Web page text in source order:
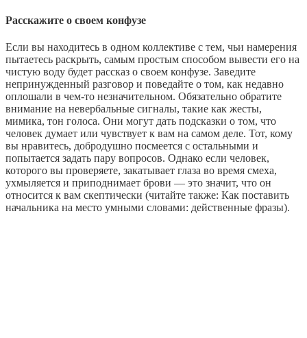
Расскажите о своем конфузе
Если вы находитесь в одном коллективе с тем, чьи намерения
пытаетесь раскрыть, самым простым способом вывести его на
чистую воду будет рассказ о своем конфузе. Заведите
непринужденный разговор и поведайте о том, как недавно
оплошали в чем-то незначительном. Обязательно обратите
внимание на невербальные сигналы, такие как жесты,
мимика, тон голоса. Они могут дать подсказки о том, что
человек думает или чувствует к вам на самом деле. Тот, кому
вы нравитесь, добродушно посмеется с остальными и
попытается задать пару вопросов. Однако если человек,
которого вы проверяете, закатывает глаза во время смеха,
ухмыляется и приподнимает брови — это значит, что он
относится к вам скептически (читайте также: Как поставить
начальника на место умными словами: действенные фразы).